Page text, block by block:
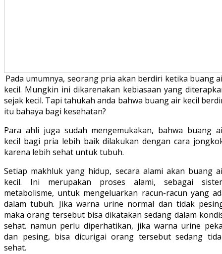
Pada umumnya, seorang pria akan berdiri ketika buang
kecil. Mungkin ini dikarenakan kebiasaan yang
sejak kecil. Tapi tahukah anda bahwa buang air kecil
itu bahaya bagi kesehatan?
Para ahli juga sudah mengemukakan, bahwa buang
kecil bagi pria lebih baik dilakukan dengan cara
karena lebih sehat untuk tubuh.
Setiap makhluk yang hidup, secara alami akan buang
kecil. Ini merupakan proses alami, sebagai
metabolisme, untuk mengeluarkan racun-racun yang
dalam tubuh. Jika warna urine normal dan tidak
maka orang tersebut bisa dikatakan sedang dalam
sehat. namun perlu diperhatikan, jika warna urine
dan pesing, bisa dicurigai orang tersebut sedang
sehat.